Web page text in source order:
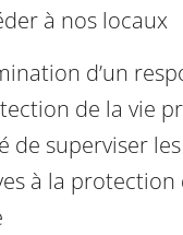
à nos locaux
d’un
de la vie
de superviser
à la protection